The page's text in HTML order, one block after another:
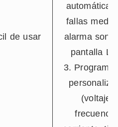
de usar
automáticas
fallas
alarma
pantalla
3.
(voltaje,